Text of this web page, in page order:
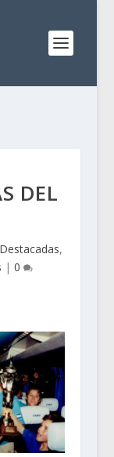
DEL
Destacadas,
| 0